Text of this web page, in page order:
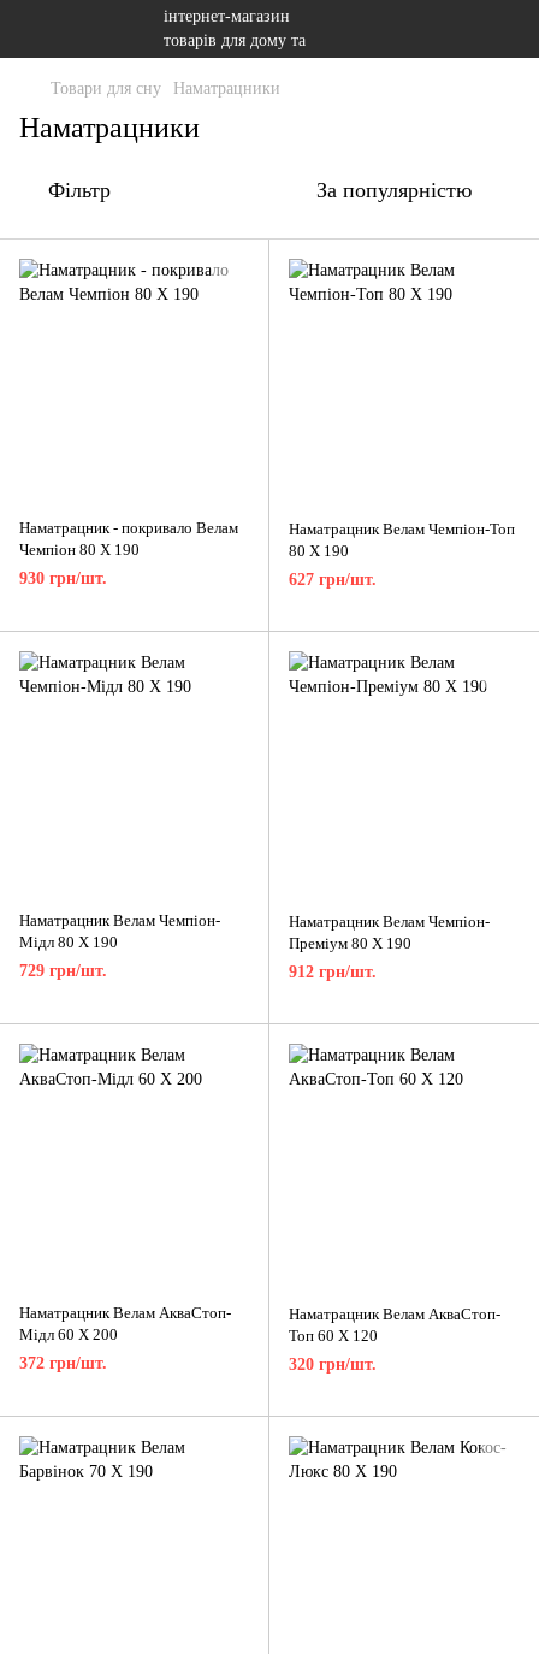
Товари для сну Наматрацники
Наматрацники
Фільтр За популярністю
Наматрацник - покривало Велам
Чемпіон 80 X 190
930 грн/шт.
Наматрацник Велам Чемпіон-Топ
80 X 190
627 грн/шт.
Наматрацник Велам Чемпіон-
Мідл 80 X 190
729 грн/шт.
Наматрацник Велам Чемпіон-
Преміум 80 X 190
912 грн/шт.
Наматрацник Велам АкваСтоп-
Мідл 60 X 200
372 грн/шт.
Наматрацник Велам АкваСтоп-
Топ 60 X 120
320 грн/шт.